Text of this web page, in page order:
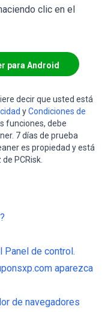
clic en el
para Android
decir que usted está
yCondiciones de
funciones, debe
7 días de prueba
es propiedad y está
PCRisk.
Panel de control.
aparezca
de navegadores